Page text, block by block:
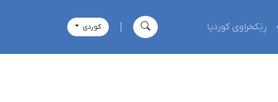
ڕێکخراوی کوردپا كوردی